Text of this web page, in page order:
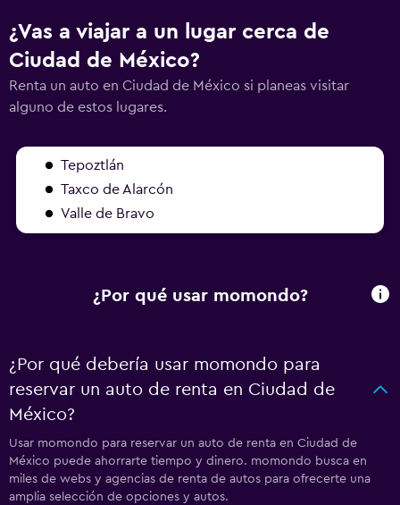
¿Vas a viajar a un lugar cerca de
Ciudad de México?
Renta un auto en Ciudad de México si planeas visitar
alguno de estos lugares.
Tepoztlán
Taxco de Alarcón
Valle de Bravo
¿Por qué usar momondo?
¿Por qué debería usar momondo para
reservar un auto de renta en Ciudad de
México?
Usar momondo para reservar un auto de renta en Ciudad de
México puede ahorrarte tiempo y dinero. momondo busca en
miles de webs y agencias de renta de autos para ofrecerte una
amplia selección de opciones y autos.